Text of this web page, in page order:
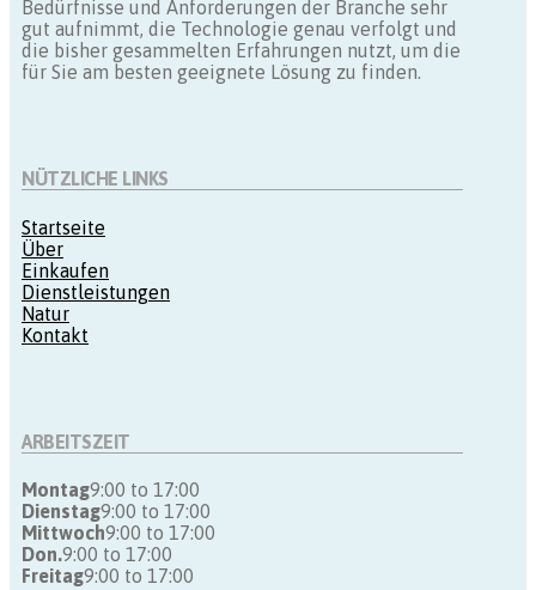
Bedürfnisse und Anforderungen der Branche sehr
gut aufnimmt, die Technologie genau verfolgt und
die bisher gesammelten Erfahrungen nutzt, um die
für Sie am besten geeignete Lösung zu finden.
NÜTZLICHE LINKS
Startseite
Über
Einkaufen
Dienstleistungen
Natur
Kontakt
ARBEITSZEIT
Montag9:00 to 17:00
Dienstag9:00 to 17:00
Mittwoch9:00 to 17:00
Don.9:00 to 17:00
Freitag9:00 to 17:00